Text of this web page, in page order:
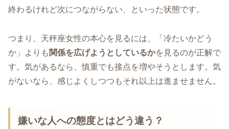
終わるけれど次につながらない、といった状態です。
つまり、天秤座女性の本心を見るには、「冷たいかどう
か」よりも 関係を広げようとしているかを見るのが正解で
す。気があるなら、慎重でも接点を増やそうとします。気
がないなら、感じよくしつつもそれ以上は進ませません。
嫌いな人への態度とはどう違う？